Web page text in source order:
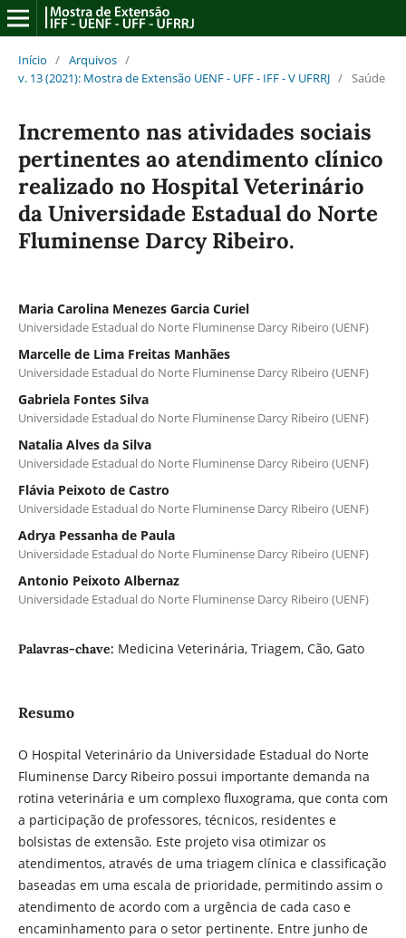
Início / Arquivos /
v. 13 (2021): Mostra de Extensão UENF - UFF - IFF - V UFRRJ / Saúde
Incremento nas atividades sociais
pertinentes ao atendimento clínico
realizado no Hospital Veterinário
da Universidade Estadual do Norte
Fluminense Darcy Ribeiro.
Maria Carolina Menezes Garcia Curiel
Universidade Estadual do Norte Fluminense Darcy Ribeiro (UENF)
Marcelle de Lima Freitas Manhães
Universidade Estadual do Norte Fluminense Darcy Ribeiro (UENF)
Gabriela Fontes Silva
Universidade Estadual do Norte Fluminense Darcy Ribeiro (UENF)
Natalia Alves da Silva
Universidade Estadual do Norte Fluminense Darcy Ribeiro (UENF)
Flávia Peixoto de Castro
Universidade Estadual do Norte Fluminense Darcy Ribeiro (UENF)
Adrya Pessanha de Paula
Universidade Estadual do Norte Fluminense Darcy Ribeiro (UENF)
Antonio Peixoto Albernaz
Universidade Estadual do Norte Fluminense Darcy Ribeiro (UENF)
Palavras-chave: Medicina Veterinária, Triagem, Cão, Gato
Resumo
O Hospital Veterinário da Universidade Estadual do Norte
Fluminense Darcy Ribeiro possui importante demanda na
rotina veterinária e um complexo fluxograma, que conta com
a participação de professores, técnicos, residentes e
bolsistas de extensão. Este projeto visa otimizar os
atendimentos, através de uma triagem clínica e classificação
baseadas em uma escala de prioridade, permitindo assim o
atendimento de acordo com a urgência de cada caso e
encaminhamento para o setor pertinente. Entre junho de